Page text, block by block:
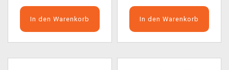
In den Warenkorb In den Warenkorb